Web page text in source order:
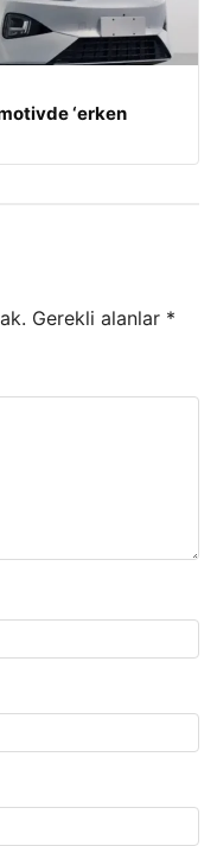
‘erken
Gerekli alanlar *